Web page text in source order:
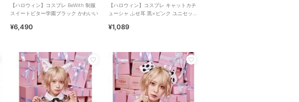
【ハロウィン】コスプレ BeWith 制服
スイートビター学園ブラック かわいい
¥6,490
【ハロウィン】コスプレ キャットカチ
ューシャ ふせ耳 黒×ピンク ユニセック
¥1,089